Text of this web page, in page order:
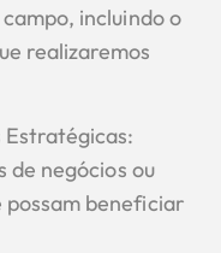
incluindo o
realizaremos
negócios ou
beneficiar